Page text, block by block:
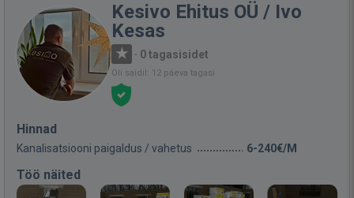
Kesivo Ehitus OÜ / Ivo
Kesas
· 0 tagasisidet
Oli saidil: 12 päeva tagasi
Hinnad
Kanalisatsiooni paigaldus / vahetus 6-240€/M
Töö näited